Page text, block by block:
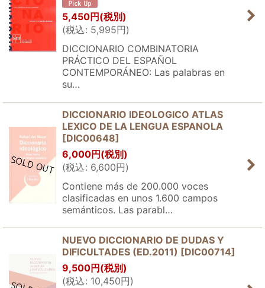
5,450円 (税別)
(税込: 5,995円)
DICCIONARIO COMBINATORIA
PRÁCTICO DEL ESPAÑOL
CONTEMPORÁNEO: Las palabras en
su…
DICCIONARIO IDEOLOGICO ATLAS
LEXICO DE LA LENGUA ESPANOLA
[DIC00648]
6,000円 (税別)
(税込: 6,600円)
Contiene más de 200.000 voces
clasificadas en unos 1.600 campos
semánticos. Las parabl…
NUEVO DICCIONARIO DE DUDAS Y
DIFICULTADES (ED.2011) [DIC00714]
9,500円 (税別)
(税込: 10,450円)